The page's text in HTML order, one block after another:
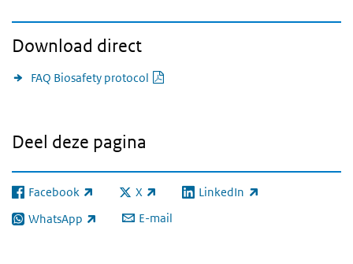
Download direct
FAQ Biosafety protocol
Deel deze pagina
Facebook
(externe link) X
(externe link) LinkedIn
(externe link)
WhatsApp
(externe link) E-mail